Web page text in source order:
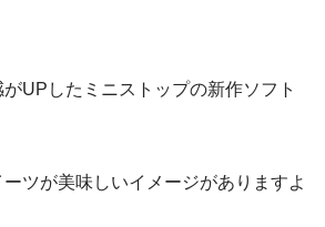
UPしたミニストップの新作ソフト
ツが美味しいイメージがありますよ